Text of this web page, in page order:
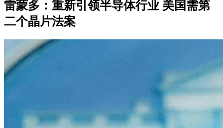
雷蒙多：重新引领半导体行业 美国需第
二个晶片法案